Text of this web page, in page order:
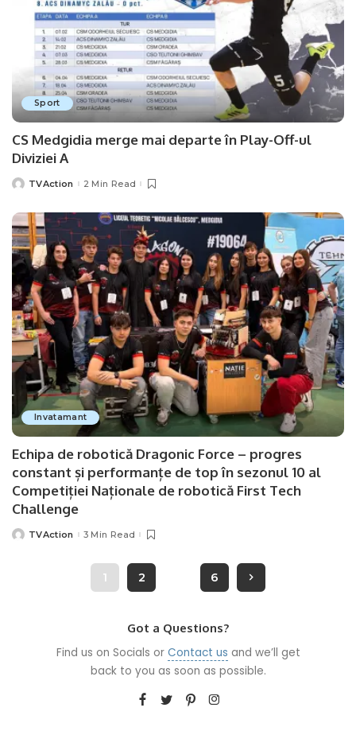
Sport
CS Medgidia merge mai departe în Play-Off-ul
Diviziei A
PostedTVAction 2 Min Read
Invatamant
Echipa de robotică Dragonic Force – progres
constant și performanțe de top în sezonul 10 al
Competiției Naționale de robotică First Tech
Challenge
PostedTVAction 3 Min Read
1 2 6
Got a Questions?
Find us on Socials or Contact us and we’ll get
back to you as soon as possible.